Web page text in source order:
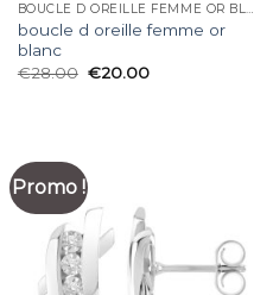
BOUCLE D OREILLE FEMME OR BLANC
boucle d oreille femme or
blanc
€28.00 €20.00
Promo !